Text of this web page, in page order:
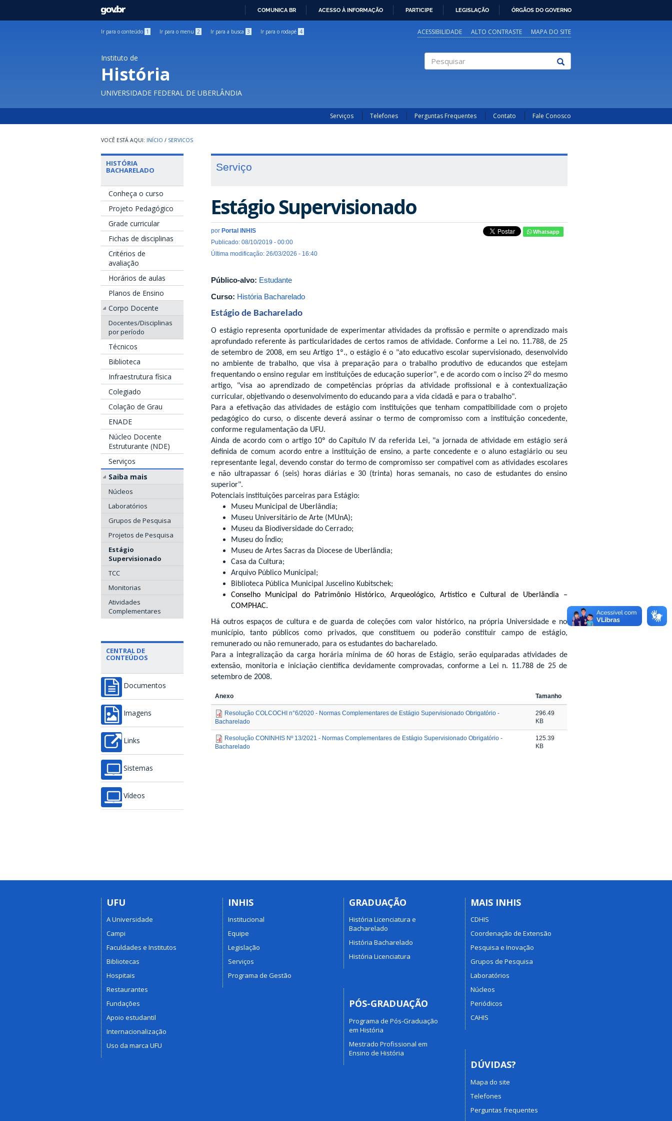
GOVBR
COMUNICA BR ACESSO À INFORMAÇÃO PARTICIPE LEGISLAÇÃO ÓRGÃOS DO GOVERNO
Ir para o conteúdo 1 Ir para o menu 2 Ir para a busca 3 Ir para o rodapé 4 ACESSIBILIDADE ALTO CONTRASTE MAPA DO SITE
Instituto de
História
UNIVERSIDADE FEDERAL DE UBERLÂNDIA
Serviços Telefones Perguntas Frequentes Contato Fale Conosco
INÍCIO / SERVICOS
HISTÓRIA
BACHARELADO
Conheça o curso
Projeto Pedagógico
Grade curricular
Fichas de disciplinas
Critérios de
avaliação
Horários de aulas
Planos de Ensino
Corpo Docente
Docentes/Disciplinas
por período
Técnicos
Biblioteca
Infraestrutura física
Colegiado
Colação de Grau
ENADE
Núcleo Docente
Estruturante (NDE)
Serviços
Saiba mais
Núcleos
Laboratórios
Grupos de Pesquisa
Projetos de Pesquisa
Estágio
Supervisionado
TCC
Monitorias
Atividades
Complementares
CENTRAL DE
CONTEÚDOS
Documentos
Imagens
Links
Sistemas
Vídeos
Serviço
Estágio Supervisionado
por Portal INHIS
Publicado: 08/10/2019 - 00:00
Última modificação: 26/03/2026 - 16:40
Whatsapp
Público-alvo: Estudante
Curso: História Bacharelado
Estágio de Bacharelado
O estágio representa oportunidade de experimentar atividades da profissão e permite o aprendizado mais
aprofundado referente às particularidades de certos ramos de atividade. Conforme a Lei no. 11.788, de 25
de setembro de 2008, em seu Artigo 1º., o estágio é o "ato educativo escolar supervisionado, desenvolvido
no ambiente de trabalho, que visa à preparação para o trabalho produtivo de educandos que estejam
frequentando o ensino regular em instituições de educação superior", e de acordo com o inciso 2odo mesmo
artigo, "visa ao aprendizado de competências próprias da atividade profissional e à contextualização
curricular, objetivando o desenvolvimento do educando para a vida cidadã e para o trabalho".
Para a efetivação das atividades de estágio com instituições que tenham compatibilidade com o projeto
pedagógico do curso, o discente deverá assinar o termo de compromisso com a instituição concedente,
conforme regulamentação da UFU.
Ainda de acordo com o artigo 10º do Capítulo IV da referida Lei, "a jornada de atividade em estágio será
definida de comum acordo entre a instituição de ensino, a parte concedente e o aluno estagiário ou seu
representante legal, devendo constar do termo de compromisso ser compatível com as atividades escolares
e não ultrapassar 6 (seis) horas diárias e 30 (trinta) horas semanais, no caso de estudantes do ensino
superior".
Potenciais instituições parceiras para Estágio:
Museu Municipal de Uberlândia;
Museu Universitário de Arte (MUnA);
Museu da Biodiversidade do Cerrado;
Museu do Índio;
Museu de Artes Sacras da Diocese de Uberlândia;
Casa da Cultura;
Arquivo Público Municipal;
Biblioteca Pública Municipal Juscelino Kubitschek;
Conselho Municipal do Patrimônio Histórico, Arqueológico, Artístico e Cultural de Uberlândia –
COMPHAC.
Há outros espaços de cultura e de guarda de coleções com valor histórico, na própria Universidade e no
município, tanto públicos como privados, que constituem ou poderão constituir campo de estágio,
remunerado ou não remunerado, para os estudantes do bacharelado.
Para a integralização da carga horária mínima de 60 horas de Estágio, serão equiparadas atividades de
extensão, monitoria e iniciação científica devidamente comprovadas, conforme a Lei n. 11.788 de 25 de
setembro de 2008.
Anexo Tamanho
Resolução COLCOCHI n°6/2020 - Normas Complementares de Estágio Supervisionado Obrigatório -
Bacharelado
296.49
KB
Resolução CONINHIS Nº 13/2021 - Normas Complementares de Estágio Supervisionado Obrigatório -
Bacharelado
125.39
KB
UFU
A Universidade
Campi
Faculdades e Institutos
Bibliotecas
Hospitais
Restaurantes
Fundações
Apoio estudantil
Internacionalização
Uso da marca UFU
INHIS
Institucional
Equipe
Legislação
Serviços
Programa de Gestão
GRADUAÇÃO
História Licenciatura e
Bacharelado
História Bacharelado
História Licenciatura
PÓS-GRADUAÇÃO
Programa de Pós-Graduação
em História
Mestrado Profissional em
Ensino de História
MAIS INHIS
CDHIS
Coordenação de Extensão
Pesquisa e Inovação
Grupos de Pesquisa
Laboratórios
Núcleos
Periódicos
CAHIS
DÚVIDAS?
Mapa do site
Telefones
Perguntas frequentes